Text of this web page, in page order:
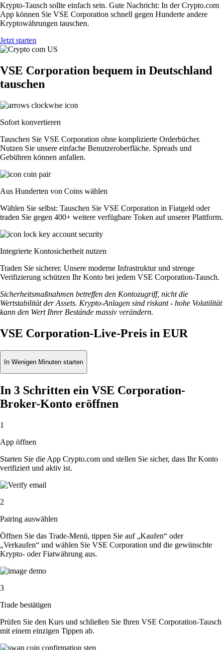
Krypto-Tausch sollte einfach sein. Gute Nachricht: In der Crypto.com
App können Sie VSE Corporation schnell gegen Hunderte andere
Kryptowährungen tauschen.
Jetzt starten
VSE Corporation bequem in Deutschland
tauschen
Sofort konvertieren
Tauschen Sie VSE Corporation ohne komplizierte Orderbücher.
Nutzen Sie unsere einfache Benutzeroberfläche. Spreads und
Gebühren können anfallen.
Aus Hunderten von Coins wählen
Wählen Sie selbst: Tauschen Sie VSE Corporation in Fiatgeld oder
traden Sie gegen 400+ weitere verfügbare Token auf unserer Plattform.
Integrierte Kontosicherheit nutzen
Traden Sie sicherer. Unsere moderne Infrastruktur und strenge
Verifizierung schützen Ihr Konto bei jedem VSE Corporation-Tausch.
Sicherheitsmaßnahmen betreffen den Kontozugriff, nicht die
Wertstabilität der Assets. Krypto-Anlagen sind riskant - hohe Volatilität
kann den Wert Ihrer Bestände massiv verändern.
VSE Corporation-Live-Preis in EUR
In Wenigen Minuten starten
In 3 Schritten ein VSE Corporation-
Broker-Konto eröffnen
1
App öffnen
Starten Sie die App Crypto.com und stellen Sie sicher, dass Ihr Konto
verifiziert und aktiv ist.
2
Pairing auswählen
Öffnen Sie das Trade-Menü, tippen Sie auf „Kaufen“ oder
„Verkaufen“ und wählen Sie VSE Corporation und die gewünschte
Krypto- oder Fiatwährung aus.
3
Trade bestätigen
Prüfen Sie den Kurs und schließen Sie Ihren VSE Corporation-Tausch
mit einem einzigen Tippen ab.